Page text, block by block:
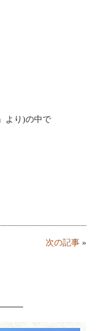
より)の中で
次の記事 »